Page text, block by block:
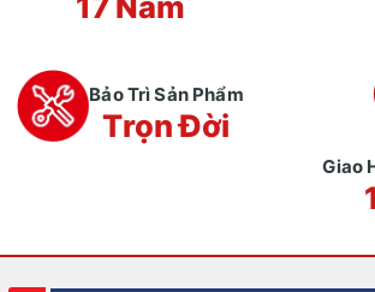
Bảo Trì Sản Phẩm
Trọn Đời
Giao